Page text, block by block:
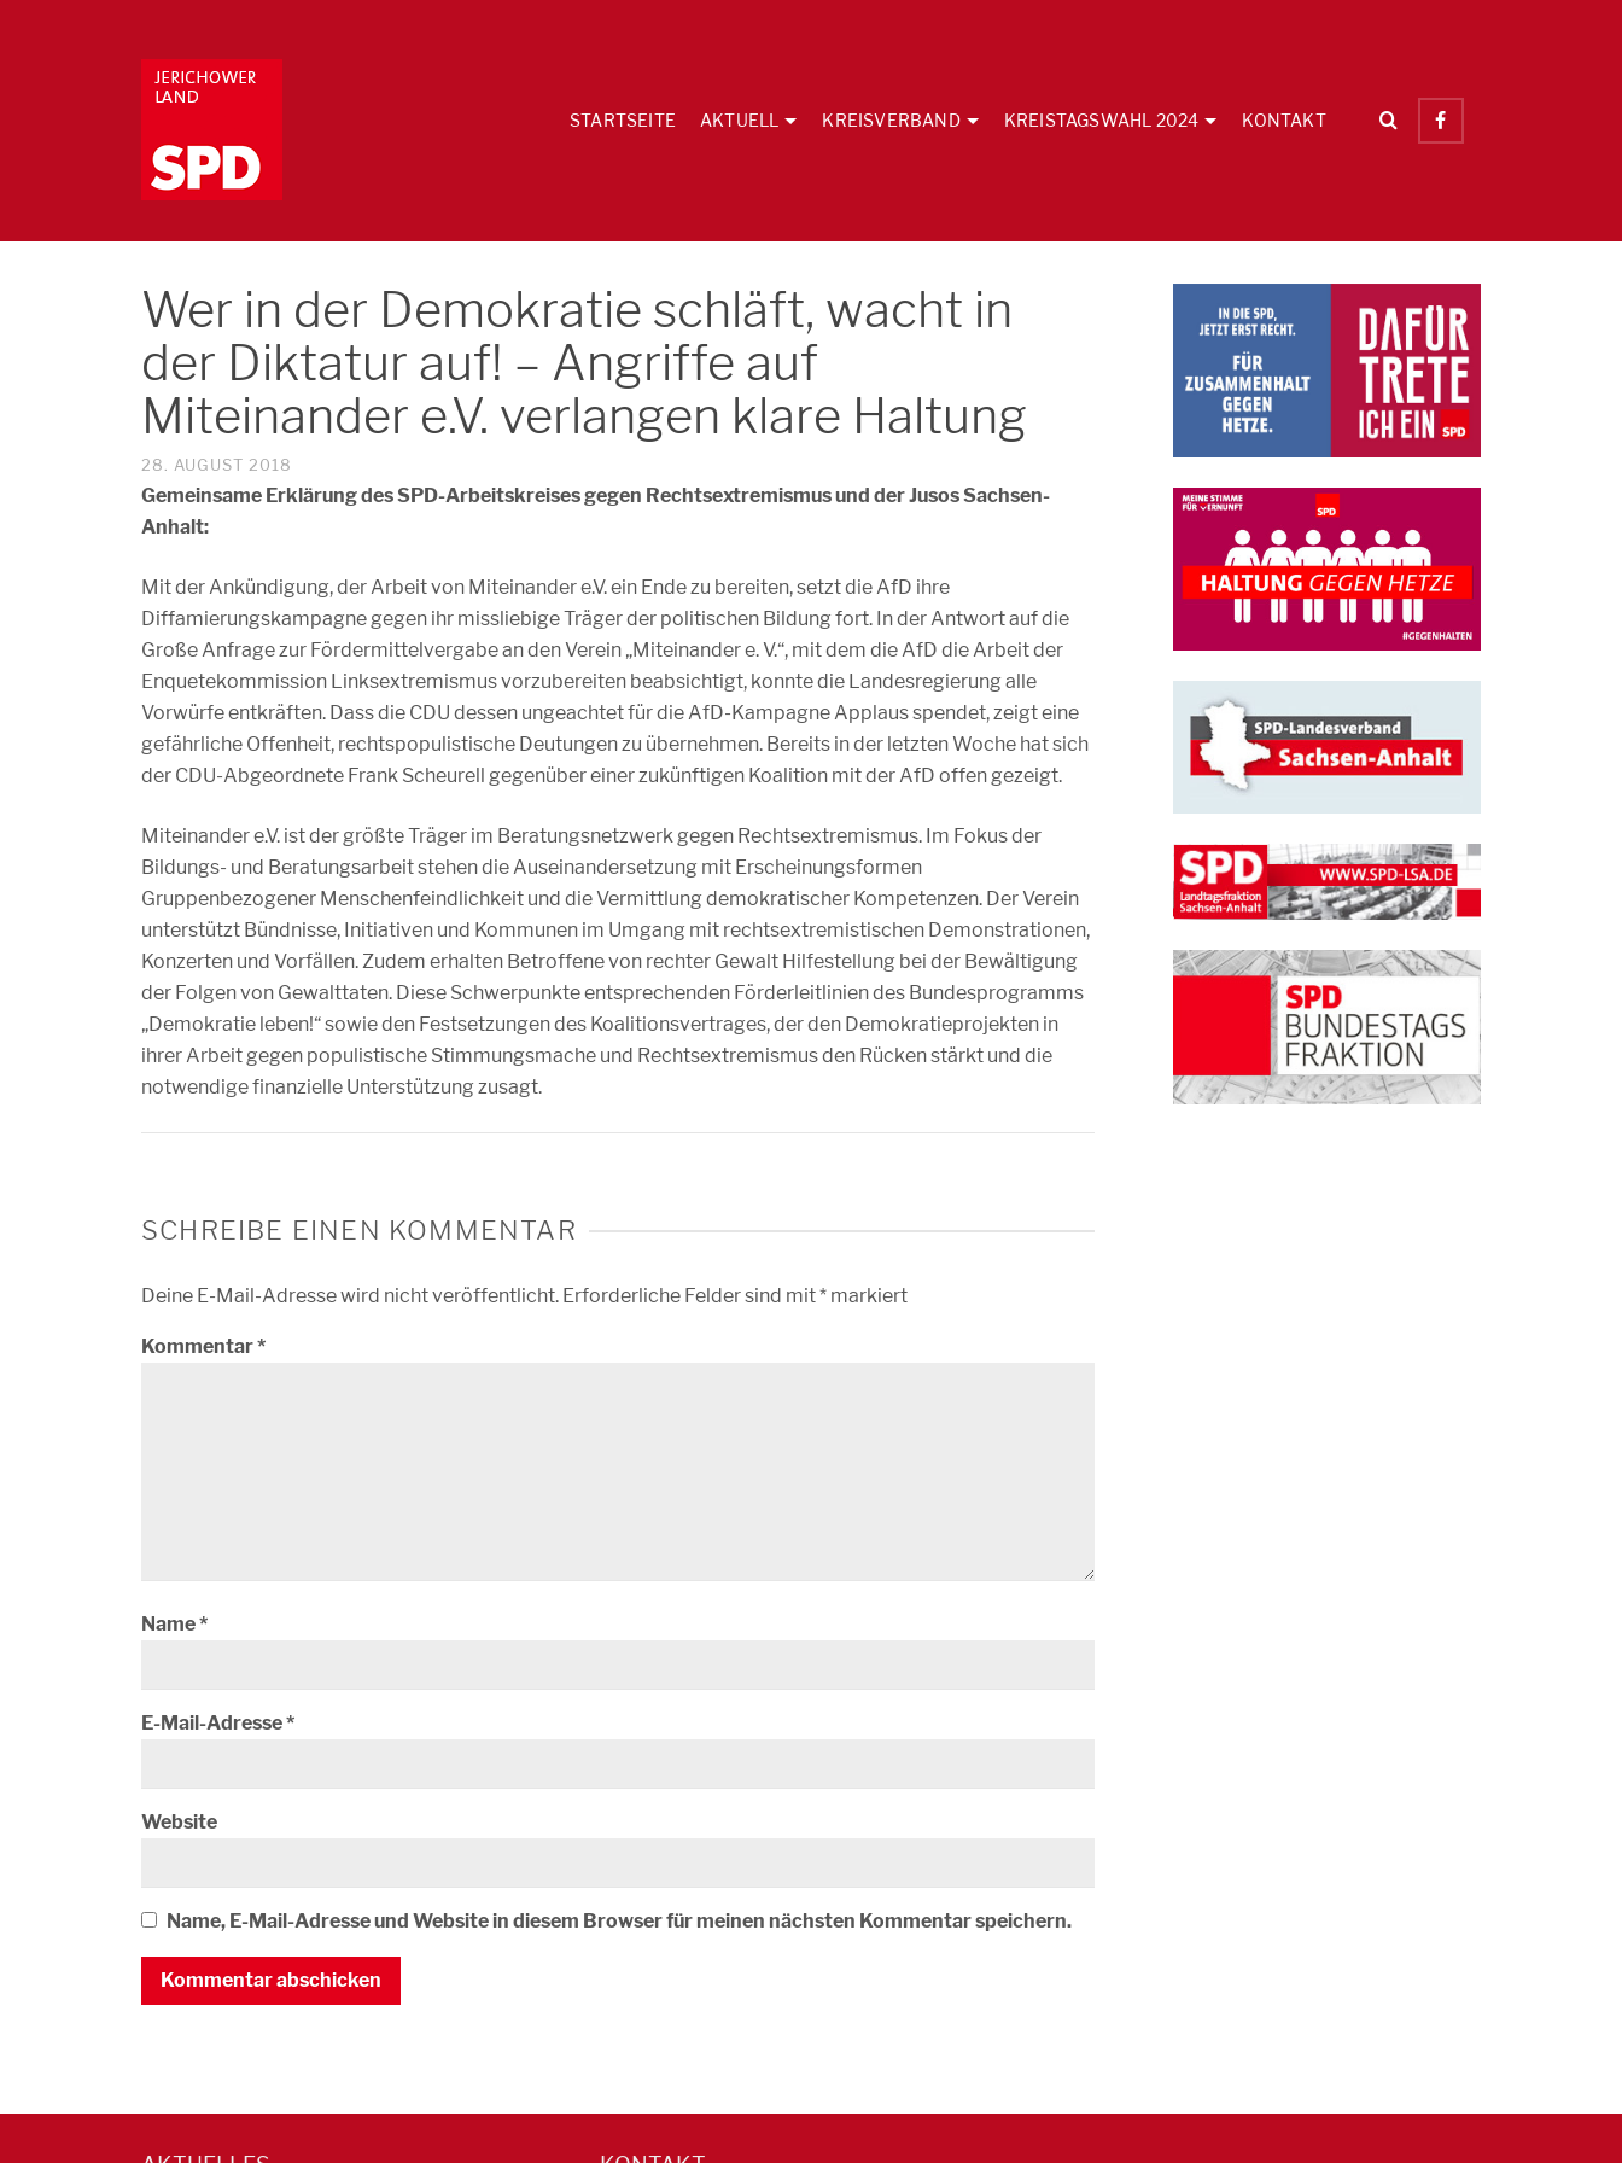
STARTSEITE AKTUELL KREISVERBAND KREISTAGSWAHL 2024 KONTAKT
Wer in der Demokratie schläft, wacht in
der Diktatur auf! – Angriffe auf
Miteinander e.V. verlangen klare Haltung
28. AUGUST 2018
Gemeinsame Erklärung des SPD-Arbeitskreises gegen Rechtsextremismus und der Jusos Sachsen-
Anhalt:
Mit der Ankündigung, der Arbeit von Miteinander e.V. ein Ende zu bereiten, setzt die AfD ihre
Diffamierungskampagne gegen ihr missliebige Träger der politischen Bildung fort. In der Antwort auf die
Große Anfrage zur Fördermittelvergabe an den Verein „Miteinander e. V.“, mit dem die AfD die Arbeit der
Enquetekommission Linksextremismus vorzubereiten beabsichtigt, konnte die Landesregierung alle
Vorwürfe entkräften. Dass die CDU dessen ungeachtet für die AfD-Kampagne Applaus spendet, zeigt eine
gefährliche Offenheit, rechtspopulistische Deutungen zu übernehmen. Bereits in der letzten Woche hat sich
der CDU-Abgeordnete Frank Scheurell gegenüber einer zukünftigen Koalition mit der AfD offen gezeigt.
Miteinander e.V. ist der größte Träger im Beratungsnetzwerk gegen Rechtsextremismus. Im Fokus der
Bildungs- und Beratungsarbeit stehen die Auseinandersetzung mit Erscheinungsformen
Gruppenbezogener Menschenfeindlichkeit und die Vermittlung demokratischer Kompetenzen. Der Verein
unterstützt Bündnisse, Initiativen und Kommunen im Umgang mit rechtsextremistischen Demonstrationen,
Konzerten und Vorfällen. Zudem erhalten Betroffene von rechter Gewalt Hilfestellung bei der Bewältigung
der Folgen von Gewalttaten. Diese Schwerpunkte entsprechenden Förderleitlinien des Bundesprogramms
„Demokratie leben!“ sowie den Festsetzungen des Koalitionsvertrages, der den Demokratieprojekten in
ihrer Arbeit gegen populistische Stimmungsmache und Rechtsextremismus den Rücken stärkt und die
notwendige finanzielle Unterstützung zusagt.
SCHREIBE EINEN KOMMENTAR
Deine E-Mail-Adresse wird nicht veröffentlicht. Erforderliche Felder sind mit* markiert
Kommentar*
Name*
E-Mail-Adresse*
Website
Name, E-Mail-Adresse und Website in diesem Browser für meinen nächsten Kommentar speichern.